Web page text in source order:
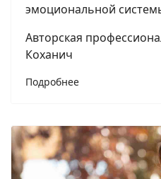
эмоциональной
Авторская
Коханич
Подробнее